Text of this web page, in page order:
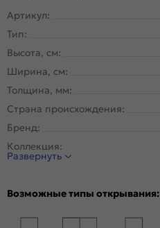
Артикул:
Тип:
Высота, см:
Ширина, см:
Толщина, мм:
Страна происхождения:
Бренд:
Коллекция:
Стиль:
Конструкция двери:
Развернуть
Возможные типы открывания: